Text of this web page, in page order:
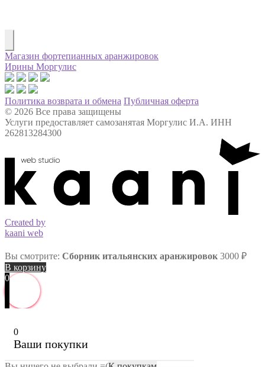
Магазин фортепианных аранжировок
Ирины Моргулис
Политика возврата и обмена Публичная оферта
© 2026 Все права защищены
Услуги предоставляет самозанятая Моргулис И.А. ИНН
262813284300
Created by
kaani web
Вы смотрите: Сборник итальянских аранжировок 3000 ₽
В корзину
0
0
Ваши покупки